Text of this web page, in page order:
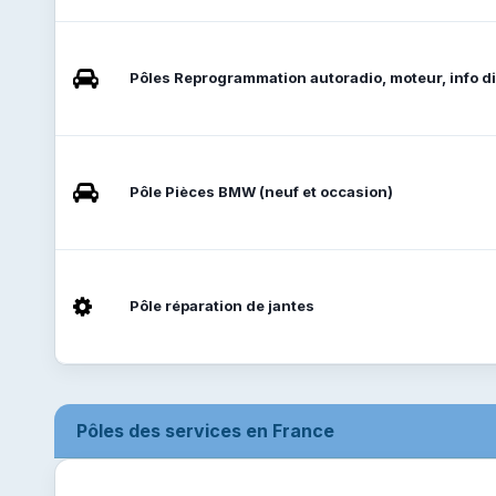
Pôles Reprogrammation autoradio, moteur, info
Pôle Pièces BMW (neuf et occasion)
Pôle réparation de jantes
Pôles des services en France